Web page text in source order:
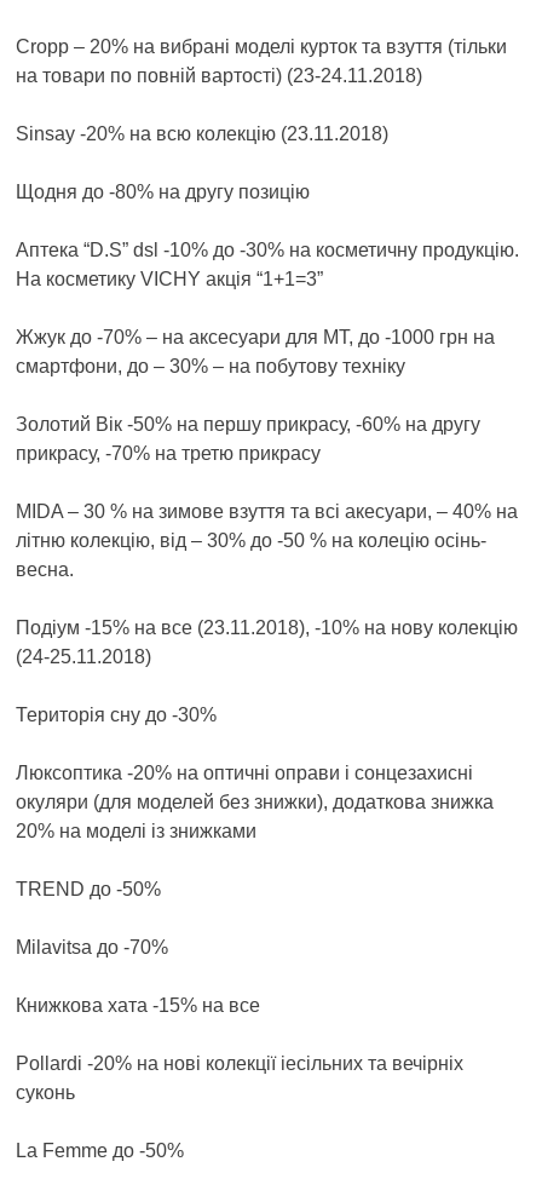
Cropp – 20% на вибрані моделі курток та взуття (тільки
на товари по повній вартості) (23-24.11.2018)
Sinsay -20% на всю колекцію (23.11.2018)
Щодня до -80% на другу позицію
Аптека “D.S” dsl -10% до -30% на косметичну продукцію.
На косметику VICHY акція “1+1=3”
Жжук до -70% – на аксесуари для МТ, до -1000 грн на
смартфони, до – 30% – на побутову техніку
Золотий Вік -50% на першу прикрасу, -60% на другу
прикрасу, -70% на третю прикрасу
MIDA – 30 % на зимове взуття та всі акесуари, – 40% на
літню колекцію, від – 30% до -50 % на колецію осінь-
весна.
Подіум -15% на все (23.11.2018), -10% на нову колекцію
(24-25.11.2018)
Територія сну до -30%
Люксоптика -20% на оптичні оправи і сонцезахисні
окуляри (для моделей без знижки), додаткова знижка
20% на моделі із знижками
TREND до -50%
Milavitsa до -70%
Книжкова хата -15% на все
Pollardi -20% на нові колекції іесільних та вечірніх
суконь
La Femme до -50%